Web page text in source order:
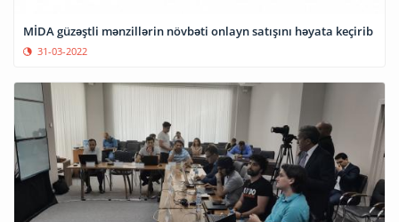
MİDA güzəştli mənzillərin növbəti onlayn satışını həyata keçirib
31-03-2022